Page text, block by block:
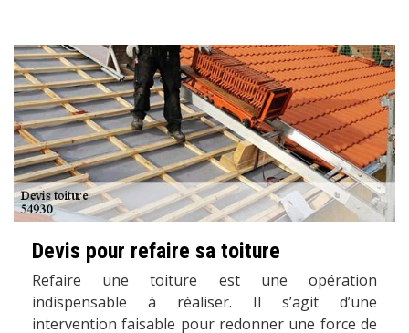
Devis pour refaire sa toiture
Refaire une toiture est une opération
indispensable à réaliser. Il s’agit d’une
intervention faisable pour redonner une force de